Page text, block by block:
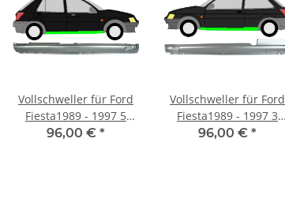
Vollschweller für Ford
Fiesta1989 - 1997 5
Türer rechts
96,00 € *
Vollschweller für Ford
Fiesta1989 - 1997 3
Türer links
96,00 € *